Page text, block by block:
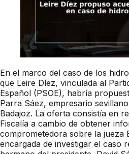
En el marco del caso de los
que Leire Díez, vinculada al
Español (PSOE), habría
Parra Sáez, empresario
Badajoz. La oferta consistía en
Fiscalía a cambio de obtener
comprometedora sobre la jueza
encargada de investigar el caso